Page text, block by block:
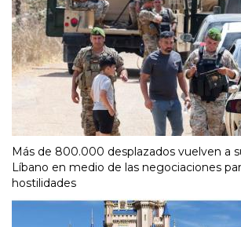
Más de 800.000 desplazados vuelven a
Líbano en medio de las negociaciones
hostilidades